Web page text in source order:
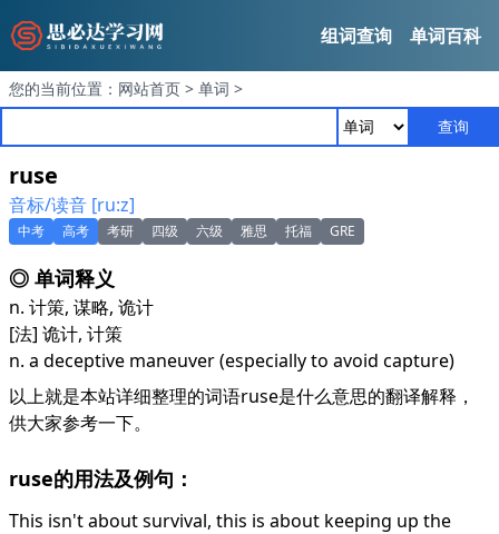
组词查询 单词百科
您的当前位置： 网站首页 > 单词 >
查询
ruse
音标/读音 [ru:z]
中考 高考 考研 四级 六级 雅思 托福 GRE
◎ 单词释义
n. 计策, 谋略, 诡计
[法] 诡计, 计策
n. a deceptive maneuver (especially to avoid capture)
以上就是本站详细整理的词语ruse是什么意思的翻译解释，
供大家参考一下。
ruse的用法及例句：
This isn't about survival, this is about keeping up the